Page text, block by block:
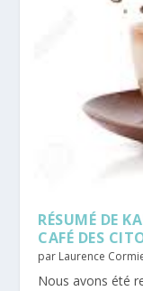
RÉSUMÉ DE
CAFÉ DES
par Laurence
Nous avons été